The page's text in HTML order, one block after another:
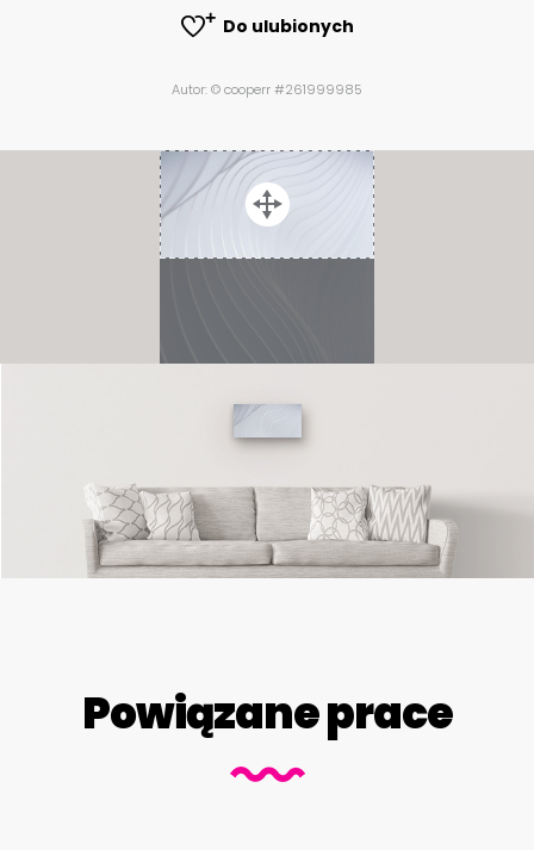
Do ulubionych
Autor: © cooperr #261999985
Powiązane prace